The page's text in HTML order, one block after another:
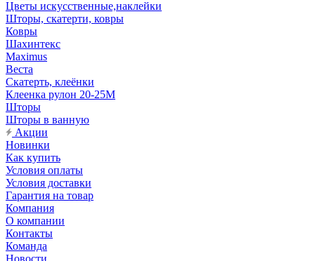
Цветы искусственные,наклейки
Шторы, скатерти, ковры
Ковры
Шахинтекс
Maximus
Веста
Скатерть, клеёнки
Клеенка рулон 20-25М
Шторы
Шторы в ванную
Акции
Новинки
Как купить
Условия оплаты
Условия доставки
Гарантия на товар
Компания
О компании
Контакты
Команда
Новости